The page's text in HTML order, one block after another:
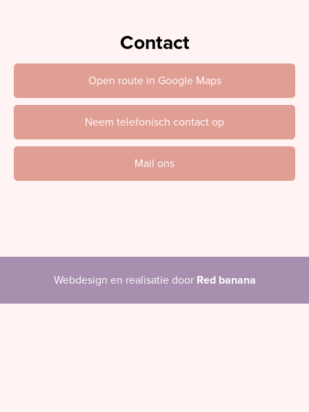
Contact
Open route in Google Maps
Neem telefonisch contact op
Mail ons
Webdesign en realisatie door Red banana